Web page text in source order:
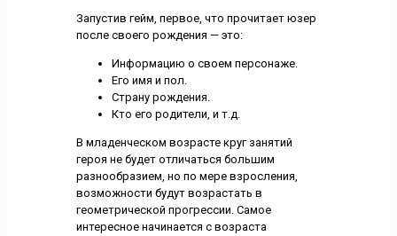
Запустив гейм, первое, что прочитает юзер
после своего рождения — это:
Информацию о своем персонаже.
Его имя и пол.
Страну рождения.
Кто его родители, и т.д.
В младенческом возрасте круг занятий
героя не будет отличаться большим
разнообразием, но по мере взросления,
возможности будут возрастать в
геометрической прогрессии. Самое
интересное начинается с возраста